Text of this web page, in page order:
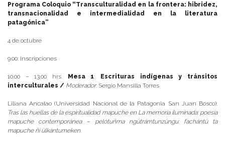
Programa Coloquio “Transculturalidad en la frontera: hibridez,
transnacionalidad e intermedialidad en la literatura
patagónica”
4 de octubre
9.00: Inscripciones
10.00 – 13.00 hrs. Mesa 1: Escrituras indígenas y tránsitos
interculturales / Moderador: Sergio Mansilla Torres
Liliana Ancalao (Universidad Nacional de la Patagonia San Juan Bosco):
Tras las huellas de la espiritualidad mapuche en La memoria iluminada: poesía
mapuche contemporánea – pelótuñma ngütrámtunzüngu: fachántü ta
mapuche ñi ülkántumeken